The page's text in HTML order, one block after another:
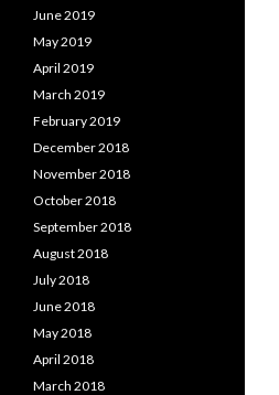
June 2019
May 2019
April 2019
March 2019
February 2019
December 2018
November 2018
October 2018
September 2018
August 2018
July 2018
June 2018
May 2018
April 2018
March 2018